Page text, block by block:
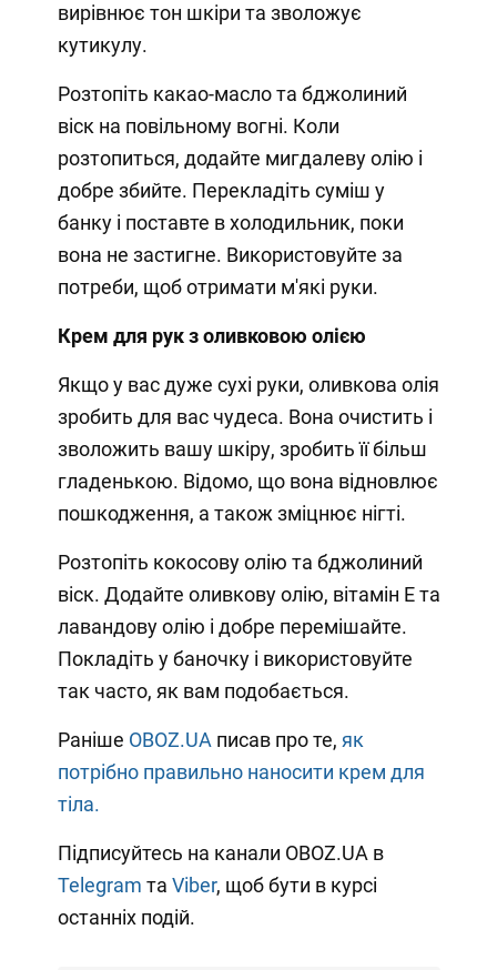
вирівнює тон шкіри та зволожує
кутикулу.
Розтопіть какао-масло та бджолиний
віск на повільному вогні. Коли
розтопиться, додайте мигдалеву олію і
добре збийте. Перекладіть суміш у
банку і поставте в холодильник, поки
вона не застигне. Використовуйте за
потреби, щоб отримати м'які руки.
Крем для рук з оливковою олією
Якщо у вас дуже сухі руки, оливкова олія
зробить для вас чудеса. Вона очистить і
зволожить вашу шкіру, зробить її більш
гладенькою. Відомо, що вона відновлює
пошкодження, а також зміцнює нігті.
Розтопіть кокосову олію та бджолиний
віск. Додайте оливкову олію, вітамін Е та
лавандову олію і добре перемішайте.
Покладіть у баночку і використовуйте
так часто, як вам подобається.
Раніше OBOZ.UA писав про те, як
потрібно правильно наносити крем для
тіла.
Підписуйтесь на канали OBOZ.UA в
Telegram та Viber, щоб бути в курсі
останніх подій.